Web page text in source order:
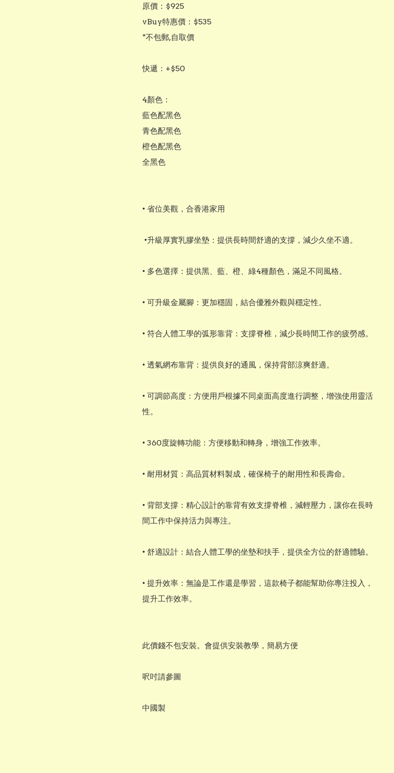
原價：$925
vBuy特惠價：$535
*不包郵,自取價
快遞：+$50
4顏色：
藍色配黑色
青色配黑色
橙色配黑色
全黑色
• 省位美觀，合香港家用
• 多色選擇：提供黑、藍、橙、綠4種顏色，滿足不同風格。
• 可升級金屬腳：更加穩固，結合優雅外觀與穩定性。
• 符合人體工學的弧形靠背：支撐脊椎，減少長時間工作的疲勞感。
• 透氣網布靠背：提供良好的通風，保持背部涼爽舒適。
• 可調節高度：方便用戶根據不同桌面高度進行調整，增強使用靈活
性。
• 360度旋轉功能：方便移動和轉身，增強工作效率。
• 耐用材質：高品質材料製成，確保椅子的耐用性和長壽命。
• 背部支撐：精心設計的靠背有效支撐脊椎，減輕壓力，讓你在長時
間工作中保持活力與專注。
• 舒適設計：結合人體工學的坐墊和扶手，提供全方位的舒適體驗。
• 提升效率：無論是工作還是學習，這款椅子都能幫助你專注投入，
提升工作效率。
此價錢不包安裝。會提供安裝教學，簡易方便
呎吋請參圖
中國製